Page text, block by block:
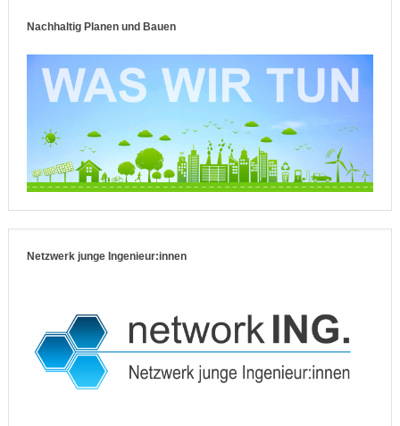
Nachhaltig Planen und Bauen
Netzwerk junge Ingenieur:innen